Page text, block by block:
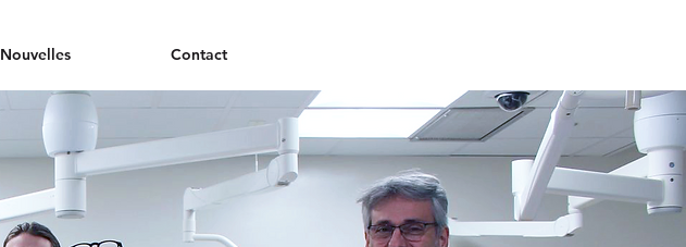
Nouvelles Contact